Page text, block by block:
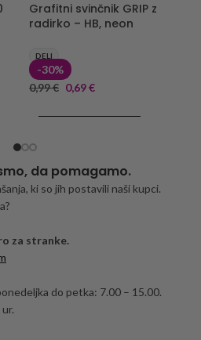
Grafitni svinčnik GRIP z
radirko – HB, neon
DELI
-30%
0,99€ 0,69€
da pomagamo.
ki so jih postavili naši kupci.
za stranke.
do petka: 7.00 – 15.00.